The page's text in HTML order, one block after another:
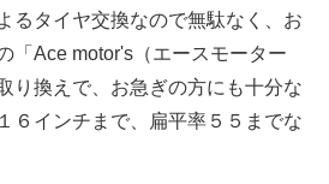
るタイヤ交換なので無駄なく、お
「Ace motor's（エースモーター
り換えで、お急ぎの方にも十分な
６インチまで、扁平率５５までな